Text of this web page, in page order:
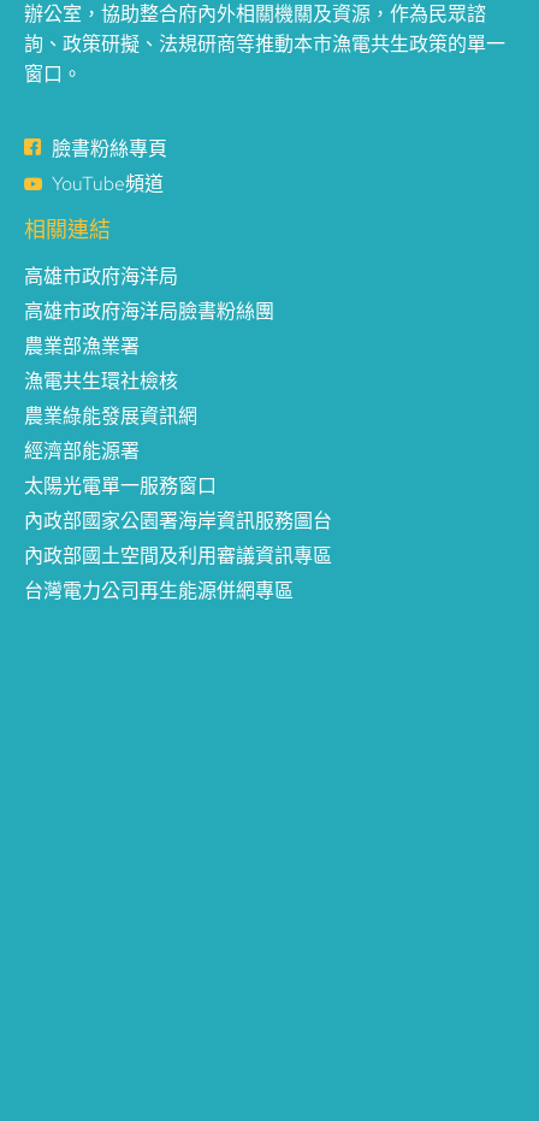
辦公室，協助整合府內外相關機關及資源，作為民眾諮
詢、政策研擬、法規研商等推動本市漁電共生政策的單一
窗口。
臉書粉絲專頁
YouTube頻道
相關連結
高雄市政府海洋局
高雄市政府海洋局臉書粉絲團
農業部漁業署
漁電共生環社檢核
農業綠能發展資訊網
經濟部能源署
太陽光電單一服務窗口
內政部國家公園署海岸資訊服務圖台
內政部國土空間及利用審議資訊專區
台灣電力公司再生能源併網專區